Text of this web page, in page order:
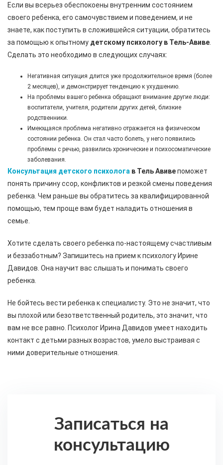
Если вы всерьез обеспокоены внутренним состоянием
своего ребенка, его самочувствием и поведением, и не
знаете, как поступить в сложившейся ситуации, обратитесь
за помощью к опытному детскому психологу в Тель-Авиве
Сделать это необходимо в следующих случаях:
Негативная ситуация длится уже продолжительное время (более
2 месяцев), и демонстрирует тенденцию к ухудшению.
На проблемы вашего ребенка обращают внимание другие люди:
воспитатели, учителя, родители других детей, близкие
родственники.
Имеющаяся проблема негативно отражается на физическом
состоянии ребенка. Он стал часто болеть, у него появились
проблемы с речью, развились хронические и психосоматические
заболевания.
Консультация детского психолога в Тель Авивепоможет
понять причину ссор, конфликтов и резкой смены поведения
ребенка. Чем раньше вы обратитесь за квалифицированной
помощью, тем проще вам будет наладить отношения в
семье.
Хотите сделать своего ребенка по-настоящему счастливым
и беззаботным? Запишитесь на прием к психологу Ирине
Давидов. Она научит вас слышать и понимать своего
ребенка.
Не бойтесь вести ребенка к специалисту. Это не значит, что
вы плохой или безответственный родитель, это значит, что
вам не все равно. Психолог Ирина Давидов умеет находить
контакт с детьми разных возрастов, умело выстраивая с
ними доверительные отношения.
Записаться на
консультацию